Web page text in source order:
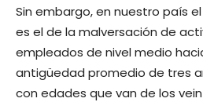
Sin embargo, en nuestro país
es el de la malversación de
empleados de nivel medio
antigüedad promedio de tres
con edades que van de los